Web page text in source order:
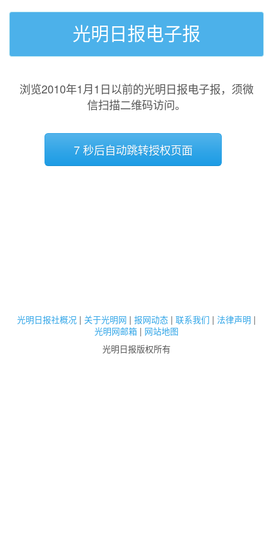
光明日报电子报
浏览2010年1月1日以前的光明日报电子报，须微
信扫描二维码访问。
7 秒后自动跳转授权页面
光明日报社概况 | 关于光明网 | 报网动态 | 联系我们 | 法律声明 |
光明网邮箱 | 网站地图
光明日报版权所有